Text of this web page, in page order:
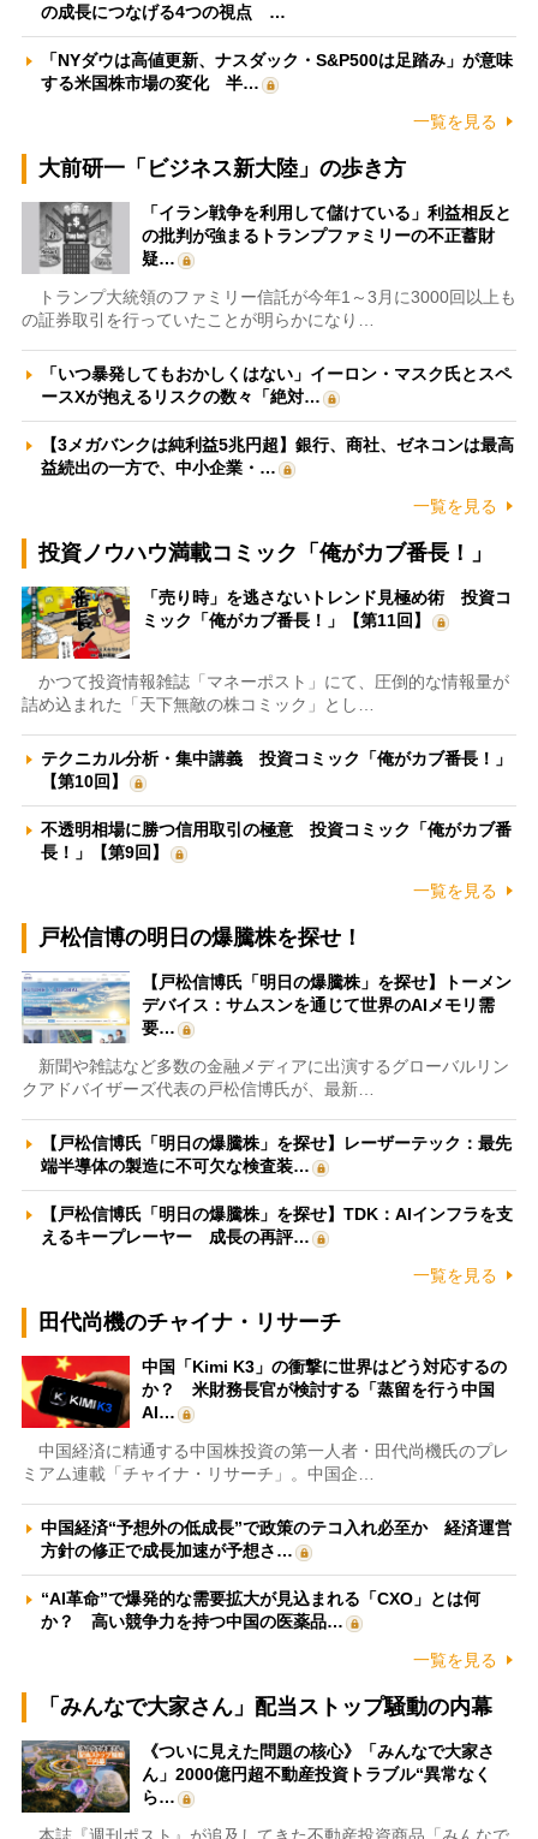
の成長につなげる4つの視点 …
「NYダウは高値更新、ナスダック・S&P500は足踏み」が意味
する米国株市場の変化 半…
一覧を見る
大前研一「ビジネス新大陸」の歩き方
「イラン戦争を利用して儲けている」利益相反と
の批判が強まるトランプファミリーの不正蓄財
疑…
トランプ大統領のファミリー信託が今年1～3月に3000回以上も
の証券取引を行っていたことが明らかになり…
「いつ暴発してもおかしくはない」イーロン・マスク氏とスペ
ースXが抱えるリスクの数々「絶対…
【3メガバンクは純利益5兆円超】銀行、商社、ゼネコンは最高
益続出の一方で、中小企業・…
一覧を見る
投資ノウハウ満載コミック「俺がカブ番長！」
「売り時」を逃さないトレンド見極め術 投資コ
ミック「俺がカブ番長！」【第11回】
かつて投資情報雑誌「マネーポスト」にて、圧倒的な情報量が
詰め込まれた「天下無敵の株コミック」とし…
テクニカル分析・集中講義 投資コミック「俺がカブ番長！」
【第10回】
不透明相場に勝つ信用取引の極意 投資コミック「俺がカブ番
長！」【第9回】
一覧を見る
戸松信博の明日の爆騰株を探せ！
【戸松信博氏「明日の爆騰株」を探せ】トーメン
デバイス：サムスンを通じて世界のAIメモリ需
要…
新聞や雑誌など多数の金融メディアに出演するグローバルリン
クアドバイザーズ代表の戸松信博氏が、最新…
【戸松信博氏「明日の爆騰株」を探せ】レーザーテック：最先
端半導体の製造に不可欠な検査装…
【戸松信博氏「明日の爆騰株」を探せ】TDK：AIインフラを支
えるキープレーヤー 成長の再評…
一覧を見る
田代尚機のチャイナ・リサーチ
中国「Kimi K3」の衝撃に世界はどう対応するの
か？ 米財務長官が検討する「蒸留を行う中国
AI…
中国経済に精通する中国株投資の第一人者・田代尚機氏のプレ
ミアム連載「チャイナ・リサーチ」。中国企…
中国経済“予想外の低成長”で政策のテコ入れ必至か 経済運営
方針の修正で成長加速が予想さ…
“AI革命”で爆発的な需要拡大が見込まれる「CXO」とは何
か？ 高い競争力を持つ中国の医薬品…
一覧を見る
「みんなで大家さん」配当ストップ騒動の内幕
《ついに見えた問題の核心》「みんなで大家さ
ん」2000億円超不動産投資トラブル“異常なく
ら…